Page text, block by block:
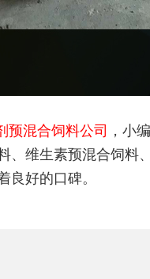
预混合饲料公司 ，小
、维生素预混合饲
良好的口碑。